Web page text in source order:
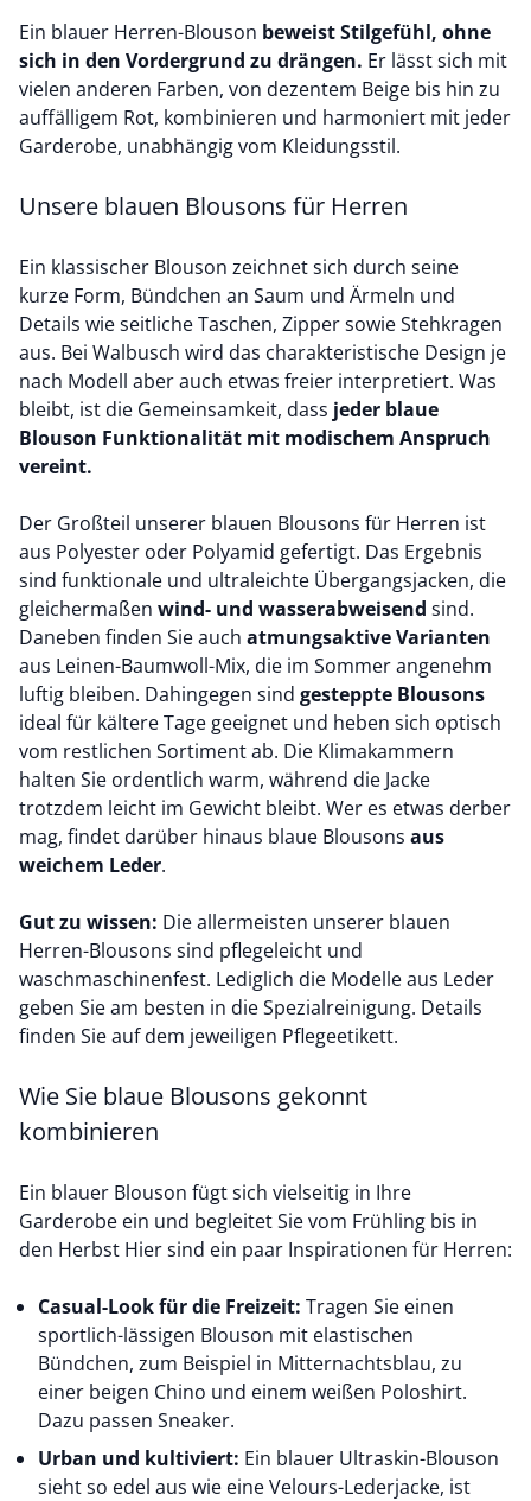
Ein blauer Herren-Blouson beweist Stilgefühl, ohne
sich in den Vordergrund zu drängen. Er lässt sich mit
vielen anderen Farben, von dezentem Beige bis hin zu
auffälligem Rot, kombinieren und harmoniert mit jeder
Garderobe, unabhängig vom Kleidungsstil.
Unsere blauen Blousons für Herren
Ein klassischer Blouson zeichnet sich durch seine
kurze Form, Bündchen an Saum und Ärmeln und
Details wie seitliche Taschen, Zipper sowie Stehkragen
aus. Bei Walbusch wird das charakteristische Design je
nach Modell aber auch etwas freier interpretiert. Was
bleibt, ist die Gemeinsamkeit, dass jeder blaue
Blouson Funktionalität mit modischem Anspruch
vereint.
Der Großteil unserer blauen Blousons für Herren ist
aus Polyester oder Polyamid gefertigt. Das Ergebnis
sind funktionale und ultraleichte Übergangsjacken, die
gleichermaßen wind- und wasserabweisend sind.
Daneben finden Sie auch atmungsaktive Varianten
aus Leinen-Baumwoll-Mix, die im Sommer angenehm
luftig bleiben. Dahingegen sind gesteppte Blousons
ideal für kältere Tage geeignet und heben sich optisch
vom restlichen Sortiment ab. Die Klimakammern
halten Sie ordentlich warm, während die Jacke
trotzdem leicht im Gewicht bleibt. Wer es etwas derber
mag, findet darüber hinaus blaue Blousons aus
weichem Leder.
Gut zu wissen: Die allermeisten unserer blauen
Herren-Blousons sind pflegeleicht und
waschmaschinenfest. Lediglich die Modelle aus Leder
geben Sie am besten in die Spezialreinigung. Details
finden Sie auf dem jeweiligen Pflegeetikett.
Wie Sie blaue Blousons gekonnt
kombinieren
Ein blauer Blouson fügt sich vielseitig in Ihre
Garderobe ein und begleitet Sie vom Frühling bis in
den Herbst Hier sind ein paar Inspirationen für Herren:
Casual-Look für die Freizeit: Tragen Sie einen
sportlich-lässigen Blouson mit elastischen
Bündchen, zum Beispiel in Mitternachtsblau, zu
einer beigen Chino und einem weißen Poloshirt.
Dazu passen Sneaker.
Urban und kultiviert: Ein blauer Ultraskin-Blouson
sieht so edel aus wie eine Velours-Lederjacke, ist